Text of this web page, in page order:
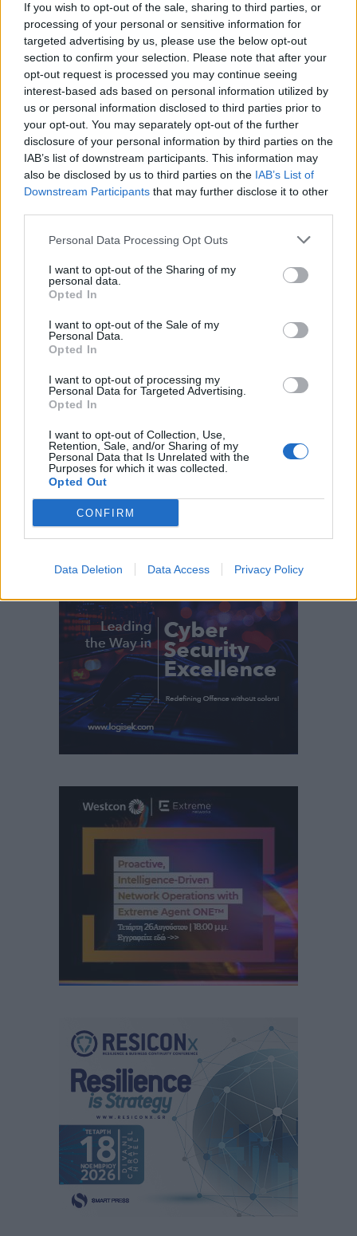
If you wish to opt-out of the sale, sharing to third parties, or
processing of your personal or sensitive information for
targeted advertising by us, please use the below opt-out
section to confirm your selection. Please note that after your
opt-out request is processed you may continue seeing
interest-based ads based on personal information utilized by
us or personal information disclosed to third parties prior to
your opt-out. You may separately opt-out of the further
disclosure of your personal information by third parties on the
IAB’s list of downstream participants. This information may
also be disclosed by us to third parties on the IAB’s List of
Downstream Participants that may further disclose it to other
Personal Data Processing Opt Outs
I want to opt-out of the Sharing of my
personal data.
Opted In
I want to opt-out of the Sale of my
Personal Data.
Opted In
I want to opt-out of processing my
Personal Data for Targeted Advertising.
Opted In
I want to opt-out of Collection, Use,
Retention, Sale, and/or Sharing of my
Personal Data that Is Unrelated with the
Purposes for which it was collected.
Opted Out
CONFIRM
Data Deletion Data Access Privacy Policy
Περιεχόμενα τεύχους